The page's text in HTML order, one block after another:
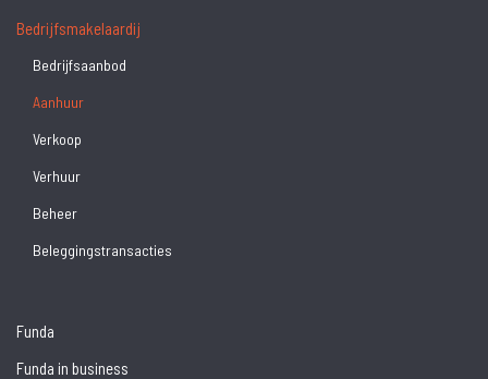
Bedrijfsmakelaardij
Bedrijfsaanbod
Aanhuur
Verkoop
Verhuur
Beheer
Beleggingstransacties
Funda
Funda in business